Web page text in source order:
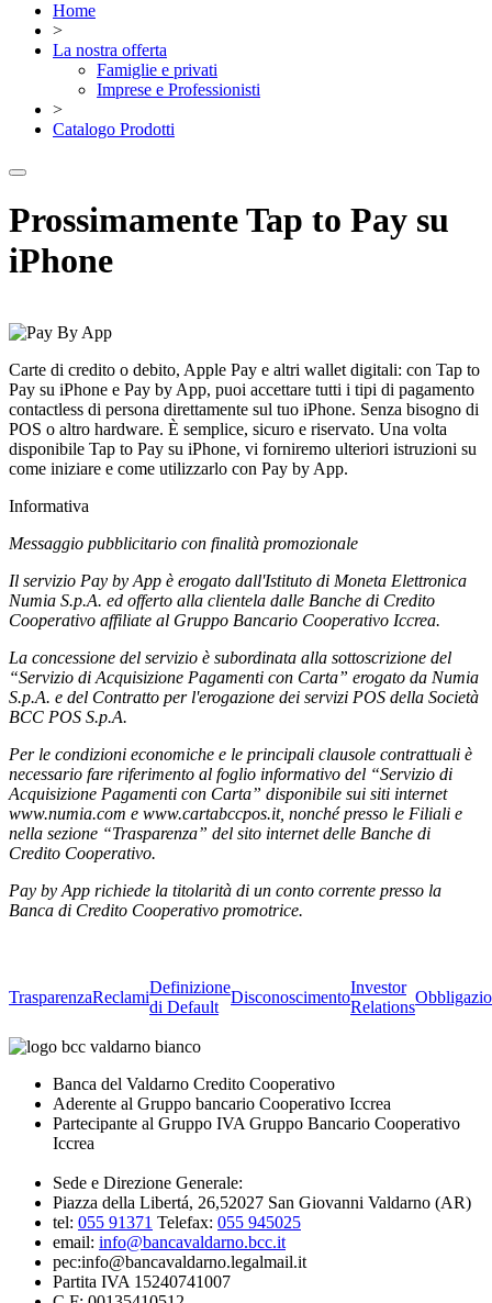
Home
>
La nostra offerta
Famiglie e privati
Imprese e Professionisti
>
Catalogo Prodotti
Prossimamente Tap to Pay su
iPhone
Carte di credito o debito, Apple Pay e altri wallet digitali: con Tap to
Pay su iPhone e Pay by App, puoi accettare tutti i tipi di pagamento
contactless di persona direttamente sul tuo iPhone. Senza bisogno di
POS o altro hardware. È semplice, sicuro e riservato. Una volta
disponibile Tap to Pay su iPhone, vi forniremo ulteriori istruzioni su
come iniziare e come utilizzarlo con Pay by App.
Informativa
Messaggio pubblicitario con finalità promozionale
Il servizio Pay by App è erogato dall'Istituto di Moneta Elettronica
Numia S.p.A. ed offerto alla clientela dalle Banche di Credito
Cooperativo affiliate al Gruppo Bancario Cooperativo Iccrea.
La concessione del servizio è subordinata alla sottoscrizione del
“Servizio di Acquisizione Pagamenti con Carta” erogato da Numia
S.p.A. e del Contratto per l'erogazione dei servizi POS della Società
BCC POS S.p.A.
Per le condizioni economiche e le principali clausole contrattuali è
necessario fare riferimento al foglio informativo del “Servizio di
Acquisizione Pagamenti con Carta” disponibile sui siti internet
www.numia.com e www.cartabccpos.it, nonché presso le Filiali e
nella sezione “Trasparenza” del sito internet delle Banche di
Credito Cooperativo.
Pay by App richiede la titolarità di un conto corrente presso la
Banca di Credito Cooperativo promotrice.
TrasparenzaReclami
Definizione
di Default
Disconoscimento
Investor
Relations
Banca del Valdarno Credito Cooperativo
Aderente al Gruppo bancario Cooperativo Iccrea
Partecipante al Gruppo IVA Gruppo Bancario Cooperativo
Iccrea
Sede e Direzione Generale:
Piazza della Libertá, 26,52027 San Giovanni Valdarno (AR)
tel: 055 91371 Telefax: 055 945025
email: info@bancavaldarno.bcc.it
pec:info@bancavaldarno.legalmail.it
Partita IVA 15240741007